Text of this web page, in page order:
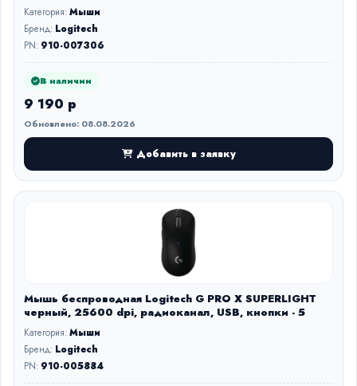
Категория:Мыши
Бренд: Logitech
PN: 910-007306
В наличии
9 190 р
Обновлено: 08.08.2026
Добавить в заявку
Мышь беспроводная Logitech G PRO X SUPERLIGHT
черный, 25600 dpi, радиоканал, USB, кнопки - 5
Категория:Мыши
Бренд: Logitech
PN: 910-005884